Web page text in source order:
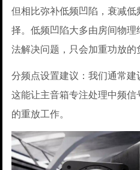
但相比弥补低频凹陷，衰减
择。低频凹陷大多由房间物
法解决问题，只会加重功放的
分频点设置建议：我们通常建
这能让主音箱专注处理中频信
的重放工作。